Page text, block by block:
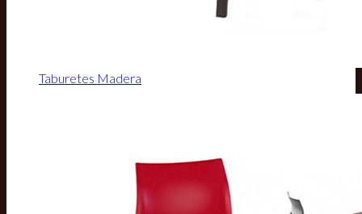
Taburetes Madera